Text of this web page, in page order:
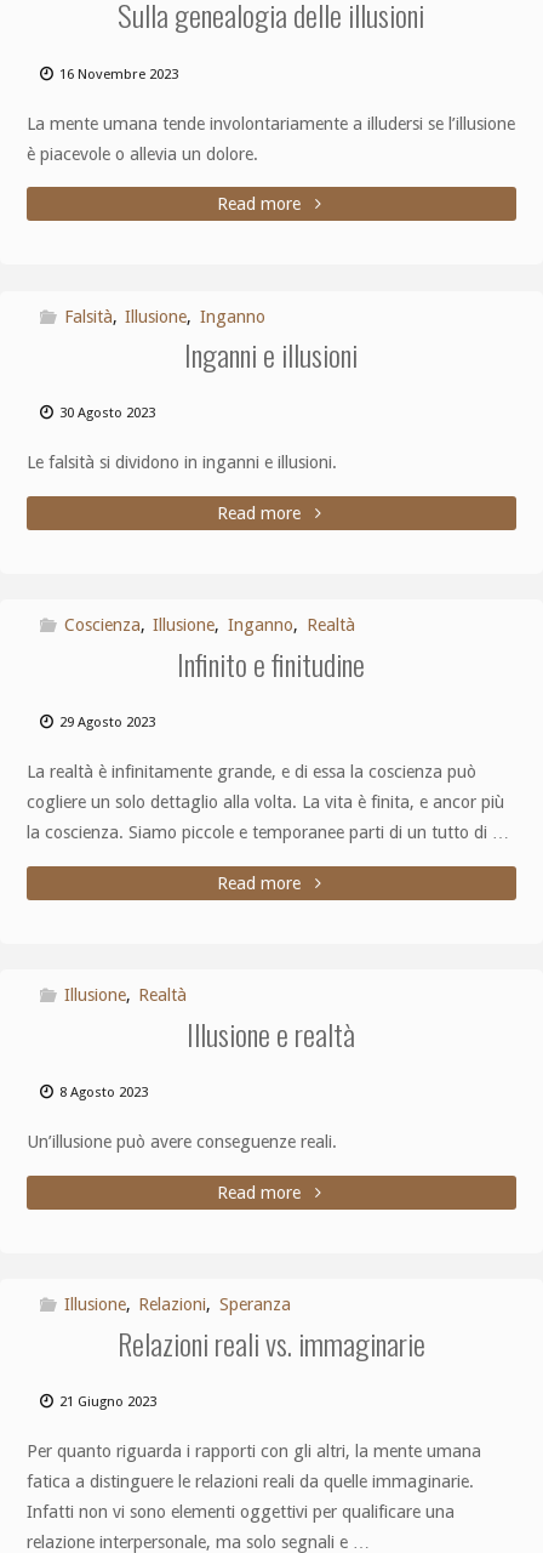
Sulla genealogia delle illusioni
16 Novembre 2023
La mente umana tende involontariamente a illudersi se l’illusione
è piacevole o allevia un dolore.
Read more
Falsità, Illusione, Inganno
Inganni e illusioni
30 Agosto 2023
Le falsità si dividono in inganni e illusioni.
Read more
Coscienza, Illusione, Inganno, Realtà
Infinito e finitudine
29 Agosto 2023
La realtà è infinitamente grande, e di essa la coscienza può
cogliere un solo dettaglio alla volta. La vita è finita, e ancor più
la coscienza. Siamo piccole e temporanee parti di un tutto di …
Read more
Illusione, Realtà
Illusione e realtà
8 Agosto 2023
Un’illusione può avere conseguenze reali.
Read more
Illusione, Relazioni, Speranza
Relazioni reali vs. immaginarie
21 Giugno 2023
Per quanto riguarda i rapporti con gli altri, la mente umana
fatica a distinguere le relazioni reali da quelle immaginarie.
Infatti non vi sono elementi oggettivi per qualificare una
relazione interpersonale, ma solo segnali e …